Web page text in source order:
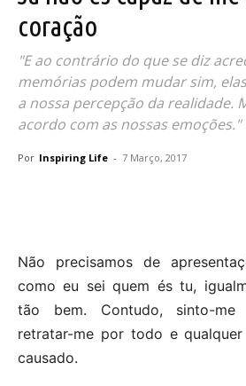
coração
"E ao contrário do que se diz
memórias podem mudar sim,
a nossa percepção da realidade.
acordo com as nossas emoções."
Por Inspiring Life - 7 Março, 2017
Não precisamos de
como eu sei quem és tu,
tão bem. Contudo, sinto-
retratar-me por todo e
causado.